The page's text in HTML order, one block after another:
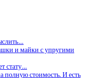
и майки с упругими
стату…
полную стоимость. И есть